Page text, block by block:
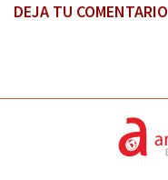
DEJA TU COMENTARIO